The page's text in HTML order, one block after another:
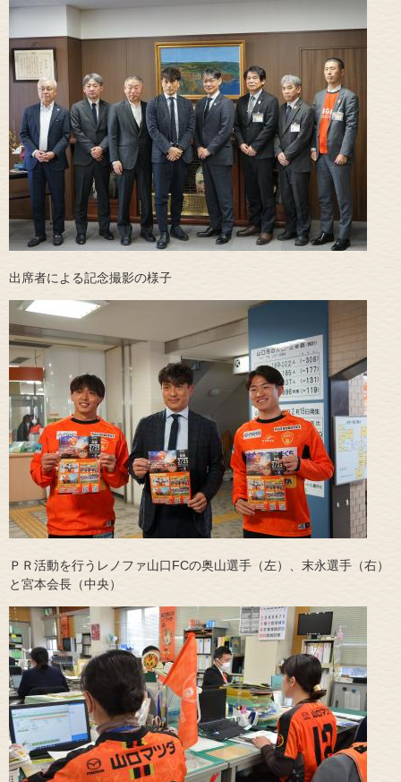
出席者による記念撮影の様子
ＰＲ活動を行うレノファ山口FCの奥山選手（左）、末永選手（右）
と宮本会長（中央）